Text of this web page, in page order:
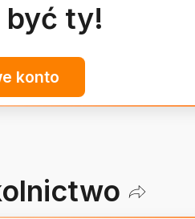
być ty!
konto